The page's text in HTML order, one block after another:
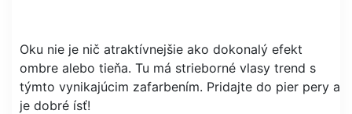
Oku nie je nič atraktívnejšie ako dokonalý efekt
ombre alebo tieňa. Tu má strieborné vlasy trend s
týmto vynikajúcim zafarbením. Pridajte do pier pery a
je dobré ísť!